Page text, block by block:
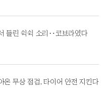
들린 쉭쉭 소리‥코브라였다
온 무상 점검, 타이어 안전 지킨다